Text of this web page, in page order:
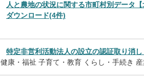
人と農地の状況に関する市町村別データ
ダウンロード(4件)
特定非営利活動法人の設立の認証取り消
健康・福祉 子育て・教育 くらし・手続き